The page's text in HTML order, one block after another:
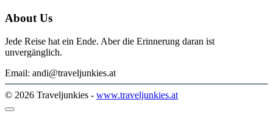
About Us
Jede Reise hat ein Ende. Aber die Erinnerung daran ist
unvergänglich.
Email: andi@traveljunkies.at
© 2026 Traveljunkies - www.traveljunkies.at